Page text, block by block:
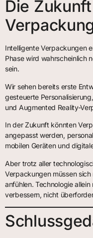
Die
Intelligente Verpackungen
Phase wird wahrscheinlich
sein.
Wir sehen bereits erste
gesteuerte
und Augmented Reality-
In der Zukunft könnten
angepasst werden,
mobilen Geräten und
Aber trotz aller
Verpackungen müssen
anfühlen. Technologie allein
verbessern, nicht